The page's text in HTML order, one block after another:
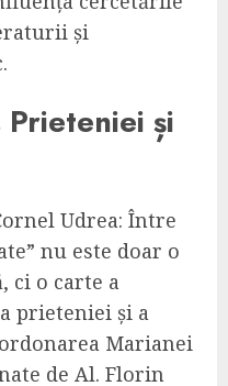
și
Prieteniei și
Udrea: Între
nu este doar o
ci o carte a
prieteniei și a
Marianei
de Al. Florin